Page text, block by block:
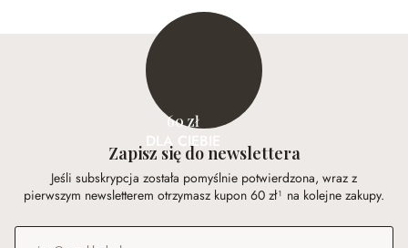
60 zł
DLA CIEBIE
Zapisz się do newslettera
Jeśli subskrypcja została pomyślnie potwierdzona, wraz z
pierwszym newsletterem otrzymasz kupon 60 zł¹ na kolejne zakupy.
Adres e-mail